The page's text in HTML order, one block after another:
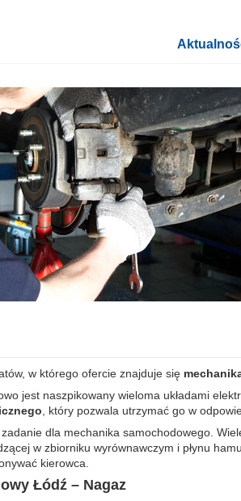
w którego ofercie znajduje się
jest naszpikowany wieloma układami
, który pozwala utrzymać go w
dla mechanika samochodowego.
w zbiorniku wyrównawczym i płynu
kierowca.
Łódź – Nagaz